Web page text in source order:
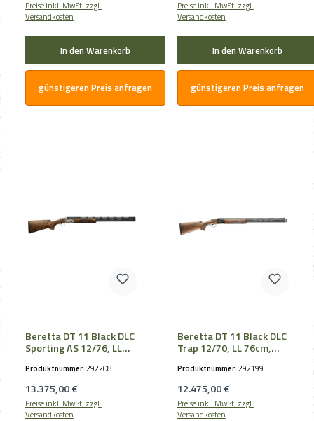
Preise inkl. MwSt. zzgl.
Versandkosten
In den Warenkorb
günstigeren Preis anfragen
Preise inkl. MwSt. zzgl.
Versandkosten
In den Warenkorb
günstigeren Preis anfragen
Beretta DT 11 Black DLC
Sporting AS 12/76, LL
Produktnummer:292208
Regulärer Preis:
13.375,00 €
Preise inkl. MwSt. zzgl.
Versandkosten
Beretta DT 11 Black DLC
Trap 12/70, LL 76cm,
Produktnummer:292199
Regulärer Preis:
12.475,00 €
Preise inkl. MwSt. zzgl.
Versandkosten